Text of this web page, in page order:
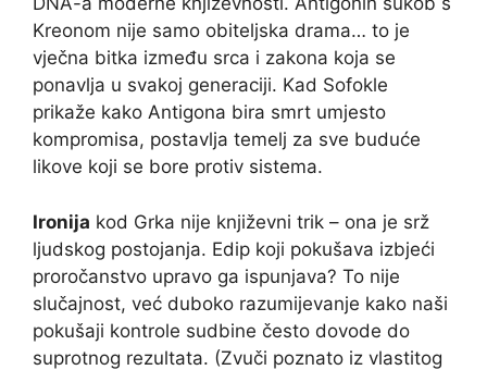
Kreonom nije samo obiteljska drama… to je
vječna bitka između srca i zakona koja se
ponavlja u svakoj generaciji. Kad Sofokle
prikaže kako Antigona bira smrt umjesto
kompromisa, postavlja temelj za sve buduće
likove koji se bore protiv sistema.
Ironija kod Grka nije književni trik – ona je srž
ljudskog postojanja. Edip koji pokušava izbjeći
proročanstvo upravo ga ispunjava? To nije
slučajnost, već duboko razumijevanje kako naši
pokušaji kontrole sudbine često dovode do
suprotnog rezultata. (Zvuči poznato iz vlastitog